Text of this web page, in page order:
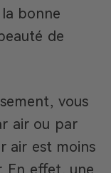
bonne
de
vous
air ou par
air est moins
En effet, une